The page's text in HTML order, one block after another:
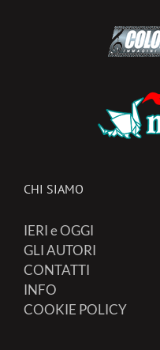
CHI SIAMO
IERI e OGGI
GLI AUTORI
CONTATTI
INFO
COOKIE POLICY